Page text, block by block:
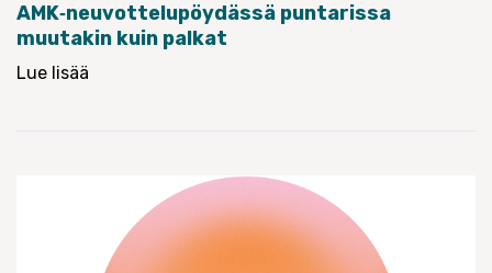
AMK‑neuvottelupöydässä puntarissa
muutakin kuin palkat
Lue lisää